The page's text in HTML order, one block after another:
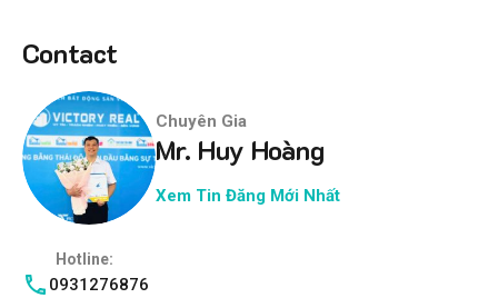
Contact
Chuyên Gia
Mr. Huy Hoàng
Xem Tin Đăng Mới Nhất
Hotline:
0931276876